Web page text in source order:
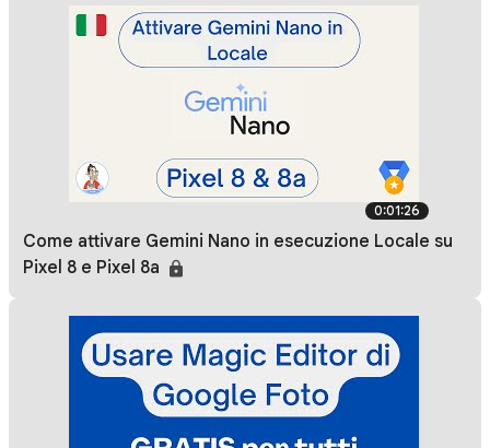
0:01:26
Come attivare Gemini Nano in esecuzione Locale su
Pixel 8 e Pixel 8a